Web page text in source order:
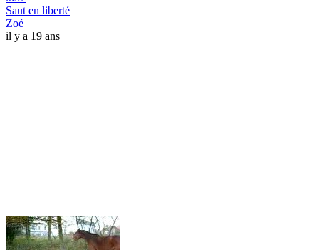
Saut en liberté
Zoé
il y a 19 ans